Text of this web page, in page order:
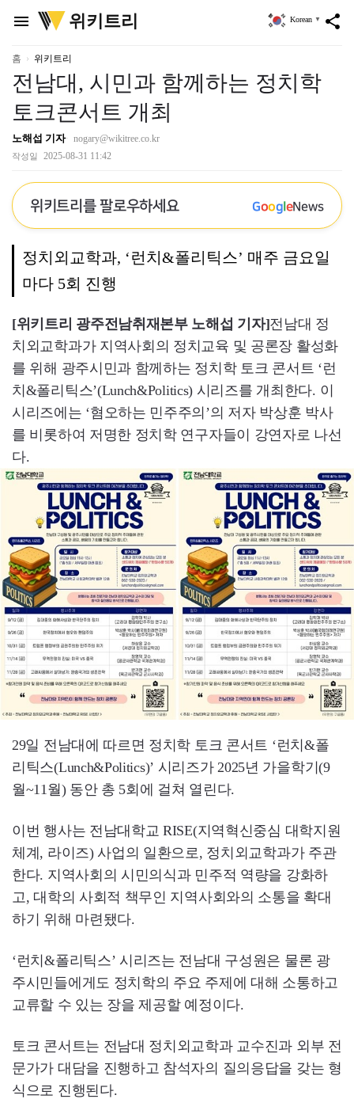
menu
위
키
리
위키트리 share
Korean ▼
홈 위키트리
전남대, 시민과 함께하는 정치학
토크콘서트 개최
노해섭 기자 nogary@wikitree.co.kr
작성일 2025-08-31 11:42
위키트리를 팔로우하세요 GoogleNews
정치외교학과, ‘런치&폴리틱스’ 매주 금요일
마다 5회 진행
[위키트리 광주전남취재본부 노해섭 기자]전남대 정
치외교학과가 지역사회의 정치교육 및 공론장 활성화
를 위해 광주시민과 함께하는 정치학 토크 콘서트 ‘런
치&폴리틱스’(Lunch&Politics) 시리즈를 개최한다. 이
시리즈에는 ‘혐오하는 민주주의’의 저자 박상훈 박사
를 비롯하여 저명한 정치학 연구자들이 강연자로 나선
다.
29일 전남대에 따르면 정치학 토크 콘서트 ‘런치&폴
리틱스(Lunch&Politics)’ 시리즈가 2025년 가을학기(9
월~11월) 동안 총 5회에 걸쳐 열린다.
이번 행사는 전남대학교 RISE(지역혁신중심 대학지원
체계, 라이즈) 사업의 일환으로, 정치외교학과가 주관
한다. 지역사회의 시민의식과 민주적 역량을 강화하
고, 대학의 사회적 책무인 지역사회와의 소통을 확대
하기 위해 마련됐다.
‘런치&폴리틱스’ 시리즈는 전남대 구성원은 물론 광
주시민들에게도 정치학의 주요 주제에 대해 소통하고
교류할 수 있는 장을 제공할 예정이다.
토크 콘서트는 전남대 정치외교학과 교수진과 외부 전
문가가 대담을 진행하고 참석자의 질의응답을 갖는 형
식으로 진행된다.